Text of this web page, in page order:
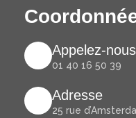
Appelez-nous
01 40 16 50 39
Adresse
25 rue